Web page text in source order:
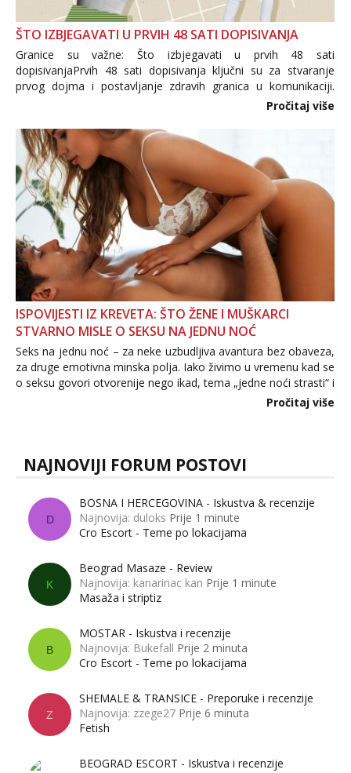
ŠTO IZBJEGAVATI U PRVIH 48 SATI DOPISIVANJA
Granice su važne: Što izbjegavati u prvih 48 sati
dopisivanjaPrvih 48 sati dopisivanja ključni su za stvaranje
prvog dojma i postavljanje zdravih granica u komunikaciji.
Važno je izbjeći prebrzo otkrivanje osobnih ili intimnih
informacija, jer nepoznata osoba još nije zaslužila to
povjerenje. Takođe...
Pročitaj više
ISPOVIJESTI IZ KREVETA: ŠTO ŽENE I MUŠKARCI
STVARNO MISLE O SEKSU NA JEDNU NOĆ
Seks na jednu noć – za neke uzbudljiva avantura bez obaveza,
za druge emotivna minska polja. Iako živimo u vremenu kad se
o seksu govori otvorenije nego ikad, tema „jedne noći strasti“ i
dalje izaziva burne rasprave. Što zapravo misle žene, a što
Pročitaj više
NAJNOVIJI FORUM POSTOVI
D
BOSNA I HERCEGOVINA - Iskustva & recenzije
Najnovija: duloks Prije 1 minute
Cro Escort - Teme po lokacijama
K
Beograd Masaze - Review
Najnovija: kanarinac kan Prije 1 minute
Masaža i striptiz
B
MOSTAR - Iskustva i recenzije
Najnovija: Bukefall Prije 2 minuta
Cro Escort - Teme po lokacijama
Z
SHEMALE & TRANSICE - Preporuke i recenzije
Najnovija: zzege27 Prije 6 minuta
Fetish
BEOGRAD ESCORT - Iskustva i recenzije